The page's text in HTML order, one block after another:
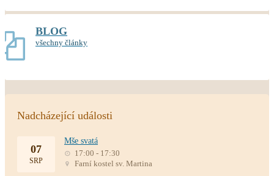
BLOG
všechny články
Nadcházející události
07
SRP
Mše svatá
17:00 - 17:30
Farní kostel sv. Martina